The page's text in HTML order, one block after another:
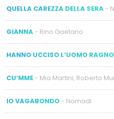
QUELLA CAREZZA DELLA SERA-
GIANNA- Rino Gaetano
HANNO UCCISO L’UOMO RAGNO
CU’MME- Mia Martini, Roberto
IO VAGABONDO- Nomadi